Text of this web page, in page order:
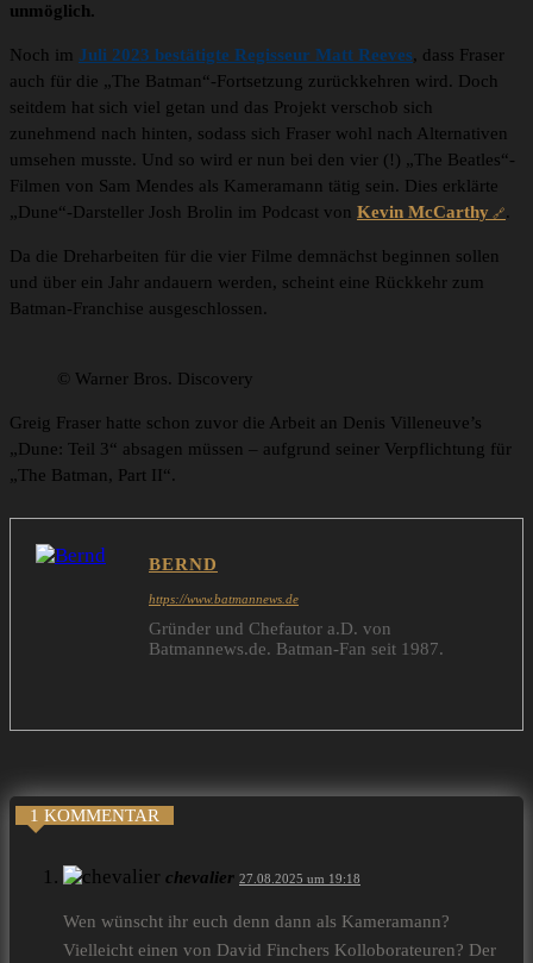
unmöglich.
Noch im Juli 2023 bestätigte Regisseur Matt Reeves, dass Fraser
auch für die „The Batman“-Fortsetzung zurückkehren wird. Doch
seitdem hat sich viel getan und das Projekt verschob sich
zunehmend nach hinten, sodass sich Fraser wohl nach Alternativen
umsehen musste. Und so wird er nun bei den vier (!) „The Beatles“-
Filmen von Sam Mendes als Kameramann tätig sein. Dies erklärte
„Dune“-Darsteller Josh Brolin im Podcast von Kevin McCarthy .
Da die Dreharbeiten für die vier Filme demnächst beginnen sollen
und über ein Jahr andauern werden, scheint eine Rückkehr zum
Batman-Franchise ausgeschlossen.
© Warner Bros. Discovery
Greig Fraser hatte schon zuvor die Arbeit an Denis Villeneuve’s
„Dune: Teil 3“ absagen müssen – aufgrund seiner Verpflichtung für
„The Batman, Part II“.
BERND
https://www.batmannews.de
Gründer und Chefautor a.D. von
Batmannews.de. Batman-Fan seit 1987.
1 KOMMENTAR
chevalier 27.08.2025 um 19:18
Wen wünscht ihr euch denn dann als Kameramann?
Vielleicht einen von David Finchers Kolloborateuren? Der